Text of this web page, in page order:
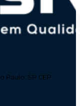
Paulo, SP CEP: